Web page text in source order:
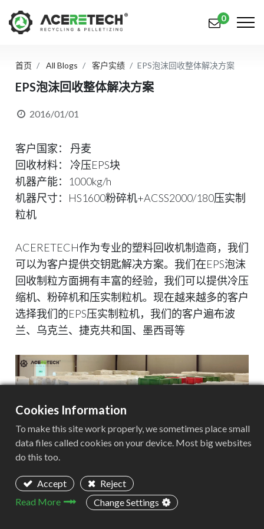
产品
知识中心
关于我们
联系我们
русский язык Español
0
首页 All Blogs 客户实绩 EPS泡沫回收整体解决方案
EPS泡沫回收整体解决方案
2016/01/01
客户国家： 丹麦
回收材料： 冷压EPS块
机器产能：1000kg/h
机器尺寸：HS1600粉碎机+ACSS2000/180压实制
粒机
ACERETECH作为专业的塑料回收机制造商，我们
可以为客户提供交钥匙解决方案。我们在EPS泡沫
回收制粒方面拥有丰富的经验，我们可以提供冷压
缩机、粉碎机和压实制粒机。现在越来越多的客户
选择我们的EPS压实制粒机，我们的客户遍布波
兰、乌克兰、捷克共和国、墨西哥等
用于EPS块尺寸减小的粉碎机：
Cookies Information
To make this site work properly, we sometimes place small
data files called cookies on your device. Most big websites
do this too.
Accept
Reject
Read More
Change Settings